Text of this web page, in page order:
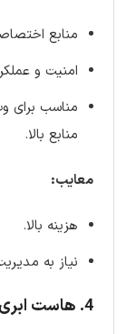
منابع
امنیت و
مناسب برای
منابع بالا.
معایب:
هزینه بالا.
نیاز به
4. هاست ابری (Cloud Hosting)